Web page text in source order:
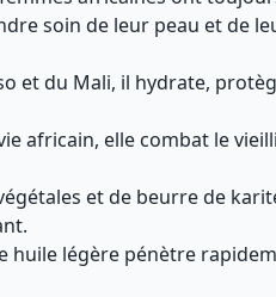
soin de leur peau et de
et du Mali, il hydrate,
africain, elle combat le
et de beurre de
huile légère pénètre